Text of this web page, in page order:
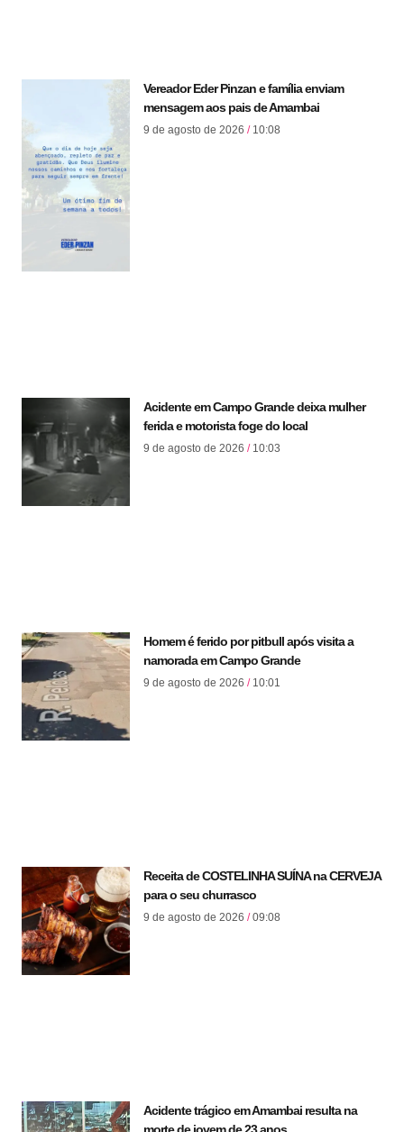
Vereador Eder Pinzan e família enviam
mensagem aos pais de Amambai
9 de agosto de 2026 10:08
Acidente em Campo Grande deixa mulher
ferida e motorista foge do local
9 de agosto de 2026 10:03
Homem é ferido por pitbull após visita a
namorada em Campo Grande
9 de agosto de 2026 10:01
Receita de COSTELINHA SUÍNA na CERVEJA
para o seu churrasco
9 de agosto de 2026 09:08
Acidente trágico em Amambai resulta na